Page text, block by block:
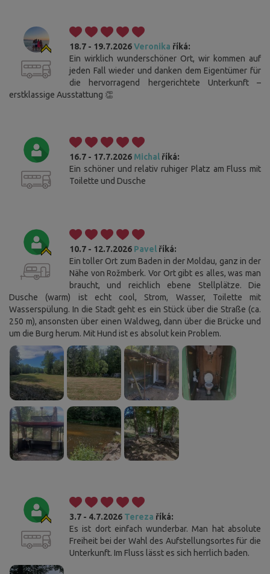
18.7 - 19.7.2026Veronika říká:
Ein wirklich wunderschöner Ort, wir kommen auf
jeden Fall wieder und danken dem Eigentümer für
die hervorragend hergerichtete Unterkunft –
erstklassige Ausstattung 👏
16.7 - 17.7.2026 Michal říká:
Ein schöner und relativ ruhiger Platz am Fluss mit
Toilette und Dusche
10.7 - 12.7.2026 Pavel říká:
Ein toller Ort zum Baden in der Moldau, ganz in der
Nähe von Rožmberk. Vor Ort gibt es alles, was man
braucht, und reichlich ebene Stellplätze. Die
Dusche (warm) ist echt cool, Strom, Wasser, Toilette mit
Wasserspülung. In die Stadt geht es ein Stück über die Straße (ca.
250 m), ansonsten über einen Waldweg, dann über die Brücke und
um die Burg herum. Mit Hund ist es absolut kein Problem.
3.7 - 4.7.2026 Tereza říká:
Es ist dort einfach wunderbar. Man hat absolute
Freiheit bei der Wahl des Aufstellungsortes für die
Unterkunft. Im Fluss lässt es sich herrlich baden.